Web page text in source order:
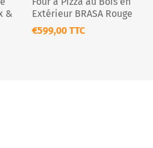
&
Extérieur BRASA Rouge
€599,00 TTC